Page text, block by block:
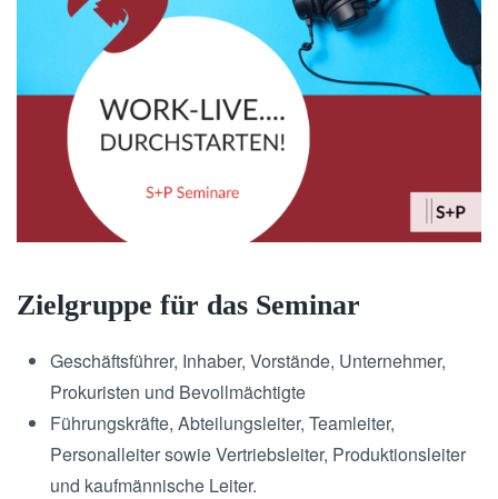
Zielgruppe für das Seminar
Geschäftsführer, Inhaber, Vorstände, Unternehmer,
Prokuristen und Bevollmächtigte
Führungskräfte, Abteilungsleiter, Teamleiter,
Personalleiter sowie Vertriebsleiter, Produktionsleiter
und kaufmännische Leiter.